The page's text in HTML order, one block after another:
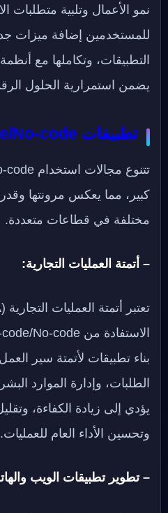
نمو الأعمال وتلبية متطلبات
للمستخدمين إضافة ميزات
التطبيقات، وتكاملها مع
يضمن استمرارية الحلول
تطبيقات Low-code/No-code
كبير، مما يعكس مرونتها
مختلفة في قطاعات متعددة.
– أتمتة العمليات التجارية:
بناء تطبيقات لأتمتة سير
الطلبات، وإدارة الموارد
يؤدي إلى زيادة الكفاءة،
وتحسين الأداء العام للعمليات.
– تطوير تطبيقات الويب